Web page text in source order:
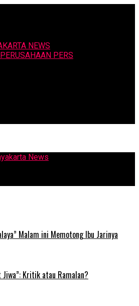
NEWS
PERS
Malam ini Memotong Ibu Jarinya
Jiwa”: Kritik atau Ramalan?